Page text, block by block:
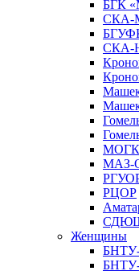
БГК
СКА-
СКА-
МОГК
МАЗ-
РЦОР
Женщины